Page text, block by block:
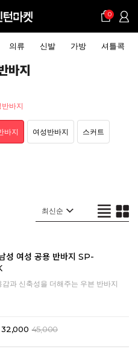
0
의류 신발 가방 셔틀콕
바지
반바지
바지 여성반바지 스커트
성 여성 공용 반바지 SP-
감과 신축성을 더해주는 우븐 반바지
32,000 45,000